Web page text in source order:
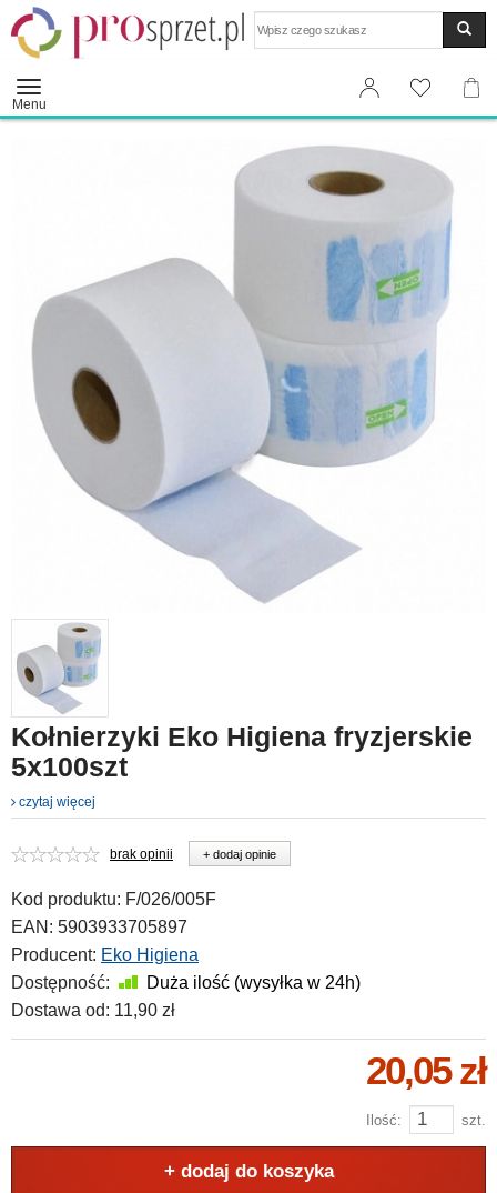
Menu
Kołnierzyki Eko Higiena fryzjerskie
5x100szt
czytaj więcej
brak opinii + dodaj opinie
Kod produktu: F/026/005F
EAN: 5903933705897
Producent: Eko Higiena
Dostępność:
Duża ilość (wysyłka w 24h)
Dostawa od: 11,90 zł
20,05 zł
Ilość: szt.
+ dodaj do koszyka